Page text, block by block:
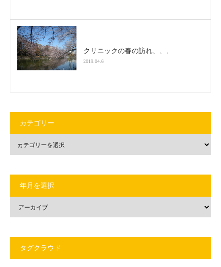
クリニックの春の訪れ、、、
2019.04.6
カテゴリー
年月を選択
タグクラウド